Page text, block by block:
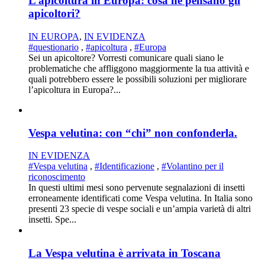
apicoltori?
IN EUROPA, IN EVIDENZA
#questionario , #apicoltura , #Europa
Sei un apicoltore? Vorresti comunicare quali siano le
problematiche che affliggono maggiormente la tua attività e
quali potrebbero essere le possibili soluzioni per migliorare
l’apicoltura in Europa?...
Vespa velutina: con “chi” non confonderla.
IN EVIDENZA
#Vespa velutina , #Identificazione , #Volantino per il
riconoscimento
In questi ultimi mesi sono pervenute segnalazioni di insetti
erroneamente identificati come Vespa velutina. In Italia sono
presenti 23 specie di vespe sociali e un’ampia varietà di altri
insetti. Spe...
La Vespa velutina è arrivata in Toscana